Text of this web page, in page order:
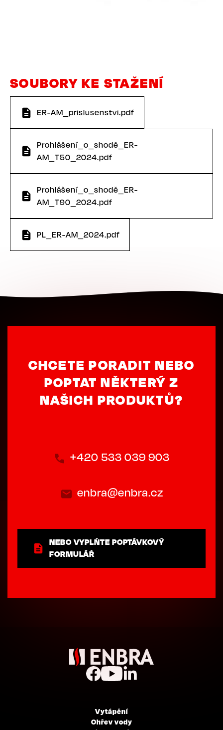
SOUBORY KE STAŽENÍ
ER-AM_prislusenstvi.pdf
Prohlášení_o_shodě_ER-
AM_T50_2024.pdf
Prohlášení_o_shodě_ER-
AM_T90_2024.pdf
PL_ER-AM_2024.pdf
CHCETE PORADIT NEBO
POPTAT NĚKTERÝ Z
NAŠICH PRODUKTŮ?
+420 533 039 903
enbra@enbra.cz
NEBO VYPLŇTE POPTÁVKOVÝ
FORMULÁŘ
Vytápění
Ohřev vody